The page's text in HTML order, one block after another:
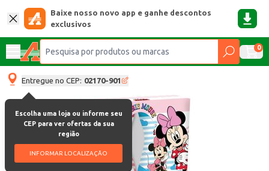
Baixe nosso novo app e ganhe descontos
exclusivos
0
Entregue no CEP: 02170-901
Escolha uma loja ou informe seu
CEP para ver ofertas da sua
região
INFORMAR LOCALIZAÇÃO